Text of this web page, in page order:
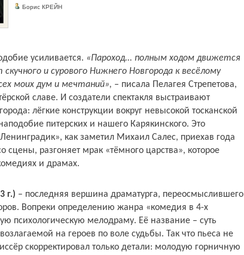
Борис КРЕЙН
усиливается. «Пароход... полным ходом движется
скучного и сурового Нижнего Новгорода к весёлому
моих дум и мечтаний», – писала Пелагея Стрепетова,
славе. И создатели спектакля выстраивают
лёгкие конструкции вокруг невысокой тосканской
питерских и нашего Карякинского. Это
как заметил Михаил Салес, приехав года
сцены, разгоняет мрак «тёмного царства», которое
и драмах.
г.) – последняя вершина драматурга, переосмыслившего
Вопреки определению жанра «комедия в 4-х
психологическую мелодраму. Её название – суть
на героев по воле судьбы. Так что пьеса не
скорректировал только детали: молодую горничную